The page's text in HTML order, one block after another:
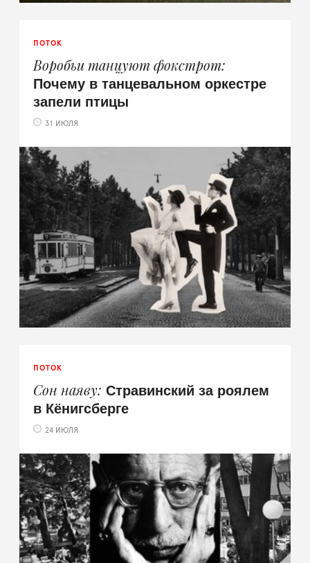
ПОТОК
Воробьи танцуют фокстрот
Почему в танцевальном оркестре
запели птицы
31 ИЮЛЯ
ПОТОК
Сон наяву Стравинский за роялем
в Кёнигсберге
24 ИЮЛЯ